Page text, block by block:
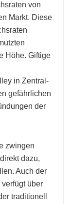
von
Markt. Diese
Höhe. Giftige
in Zentral-
gefährlichen
der
zwingen
dazu,
Auch der
über
traditionell